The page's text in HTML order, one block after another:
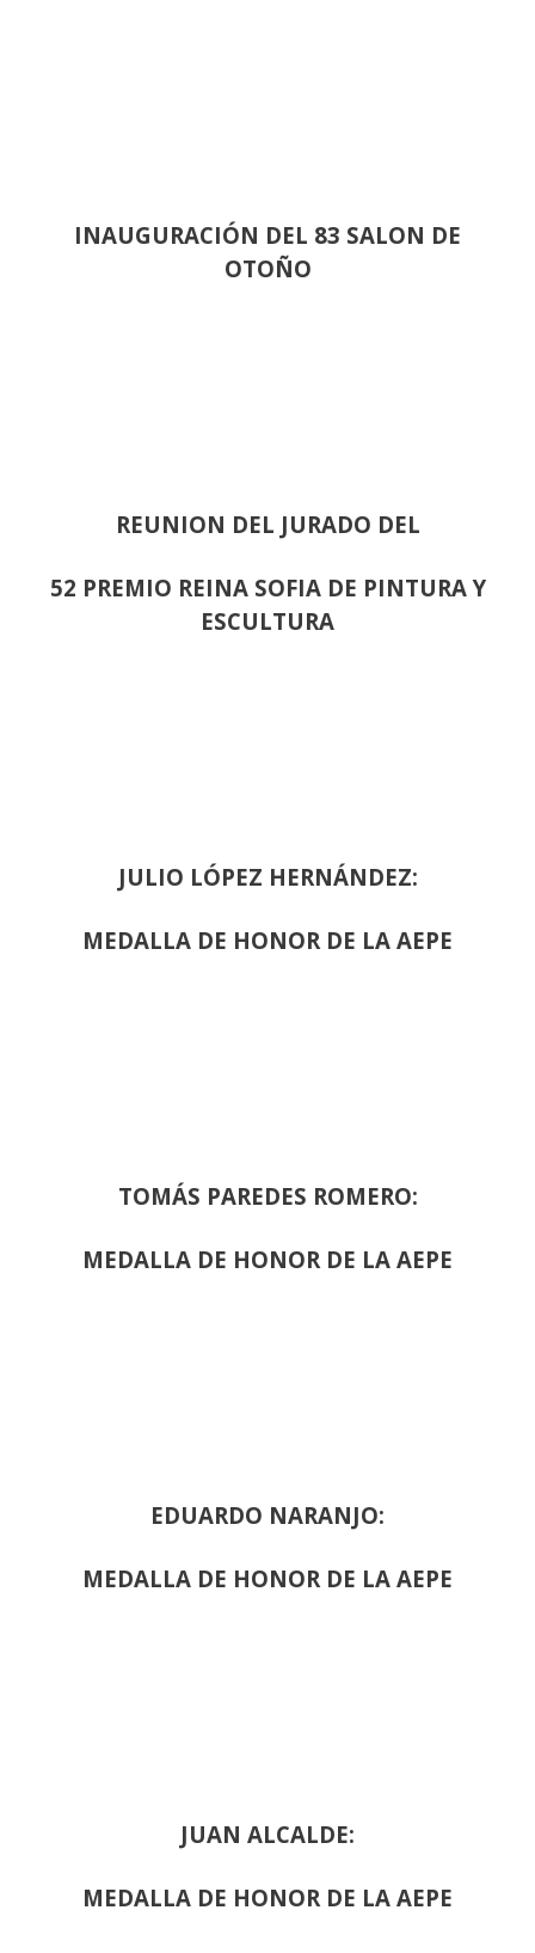
INAUGURACIÓN DEL 83 SALON DE
OTOÑO
REUNION DEL JURADO DEL
52 PREMIO REINA SOFIA DE PINTURA Y
ESCULTURA
JULIO LÓPEZ HERNÁNDEZ:
MEDALLA DE HONOR DE LA AEPE
TOMÁS PAREDES ROMERO:
MEDALLA DE HONOR DE LA AEPE
EDUARDO NARANJO:
MEDALLA DE HONOR DE LA AEPE
JUAN ALCALDE:
MEDALLA DE HONOR DE LA AEPE